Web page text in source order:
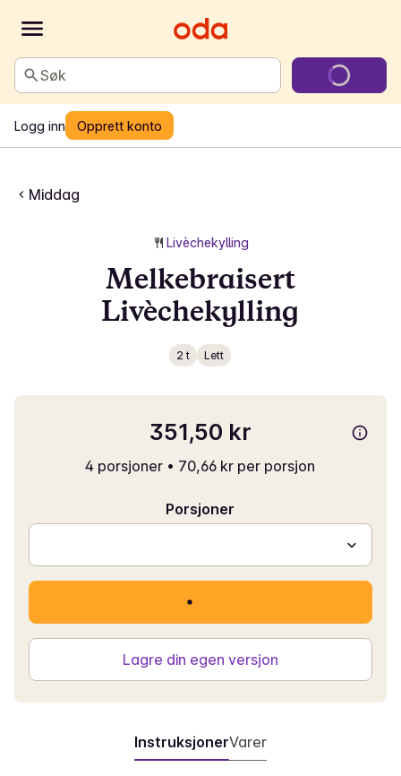
Søk
Logg inn Opprett konto
Middag
Livèchekylling
Melkebraisert
Livèchekylling
2 t Lett
351,50 kr
4 porsjoner • 70,66 kr per porsjon
Porsjoner
Lagre din egen versjon
InstruksjonerVarer